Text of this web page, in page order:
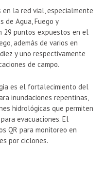
la red vial, especialmente
de Agua, Fuego y
29 puntos expuestos en el
además de varios en
y uno respectivamente
de campo.
es el fortalecimiento del
inundaciones repentinas,
hidrológicas que permiten
evacuaciones. El
QR para monitoreo en
por ciclones.